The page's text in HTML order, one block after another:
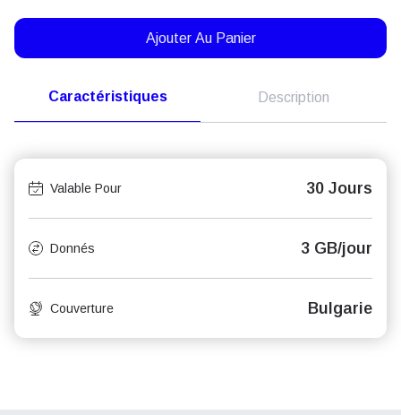
Ajouter Au Panier
Caractéristiques Description
Valable Pour 30 Jours
Donnés 3 GB/jour
Couverture Bulgarie